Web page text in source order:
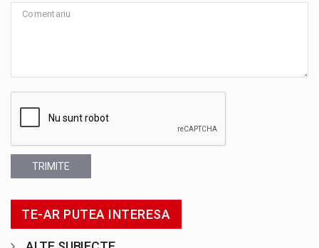
TRIMITE
TE-AR PUTEA INTERESA